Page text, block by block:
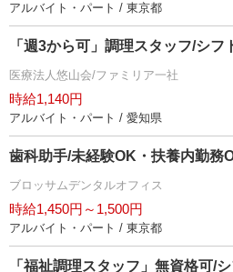
アルバイト・パート / 東京都
「週3から可」調理スタッフ/シ
医療法人悠山会/ファミリア一社
時給1,140円
アルバイト・パート / 愛知県
歯科助手/未経験OK・扶養内勤務
ブロッサムデンタルオフィス
時給1,450円～1,500円
アルバイト・パート / 東京都
「福祉調理スタッフ」無資格可/